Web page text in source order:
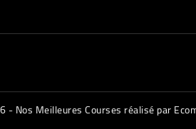
- Nos Meilleures Courses réalisé par